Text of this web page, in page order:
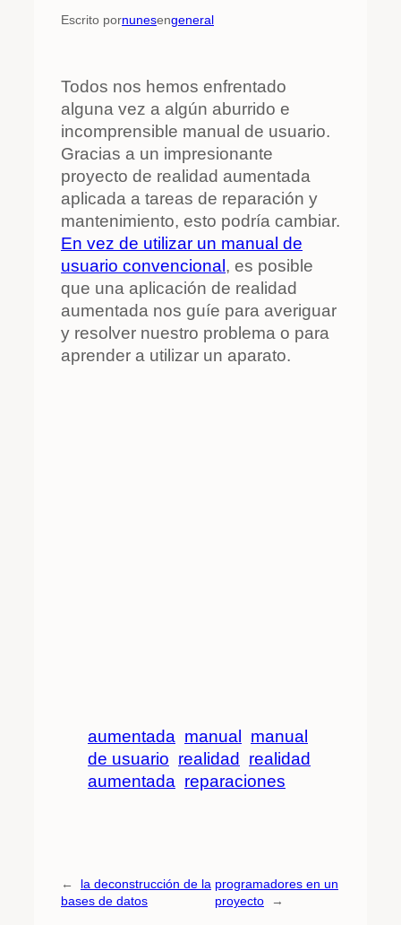
Escrito pornunesengeneral
Todos nos hemos enfrentado
alguna vez a algún aburrido e
incomprensible manual de usuario.
Gracias a un impresionante
proyecto de realidad aumentada
aplicada a tareas de reparación y
mantenimiento, esto podría cambiar.
En vez de utilizar un manual de
usuario convencional , es posible
que una aplicación de realidad
aumentada nos guíe para averiguar
y resolver nuestro problema o para
aprender a utilizar un aparato.
aumentada manual
manual
de usuario realidad
realidad
aumentada reparaciones
←
la deconstrucción de la
bases de datos
programadores en un
proyecto
→